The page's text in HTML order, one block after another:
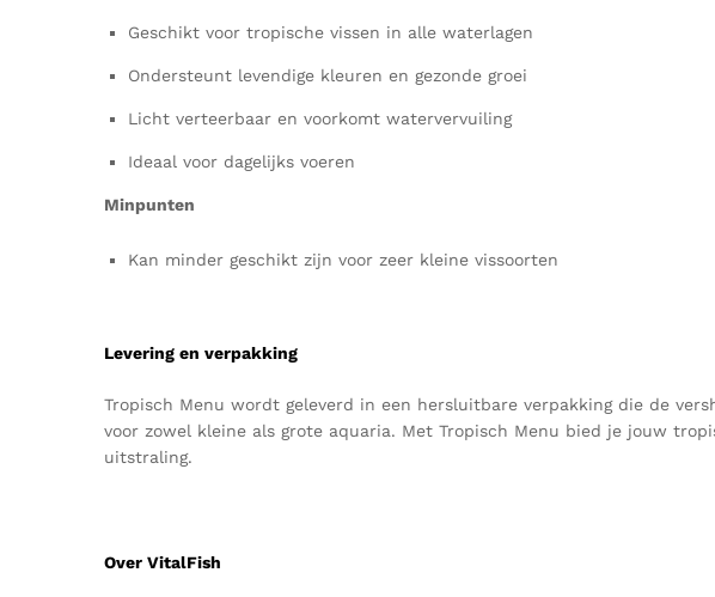
Geschikt voor tropische vissen in alle waterlagen
Ondersteunt levendige kleuren en gezonde groei
Licht verteerbaar en voorkomt watervervuiling
Ideaal voor dagelijks voeren
Minpunten
Kan minder geschikt zijn voor zeer kleine vissoorten
Levering en verpakking
Tropisch Menu wordt geleverd in een hersluitbare verpakking die de
voor zowel kleine als grote aquaria. Met Tropisch Menu bied je jouw
uitstraling.
Over VitalFish